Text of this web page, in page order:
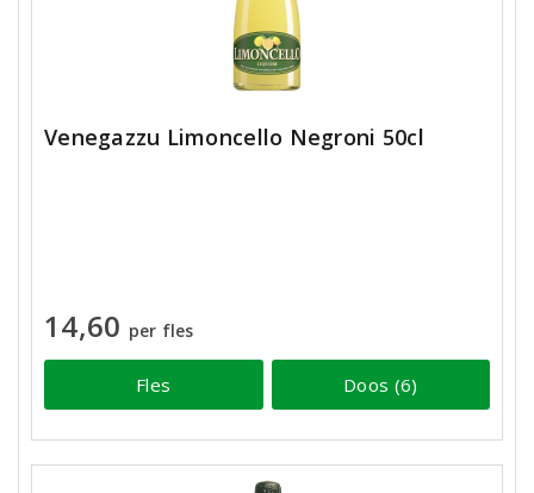
Venegazzu Limoncello Negroni 50cl
14,60 per fles
Fles Doos (6)